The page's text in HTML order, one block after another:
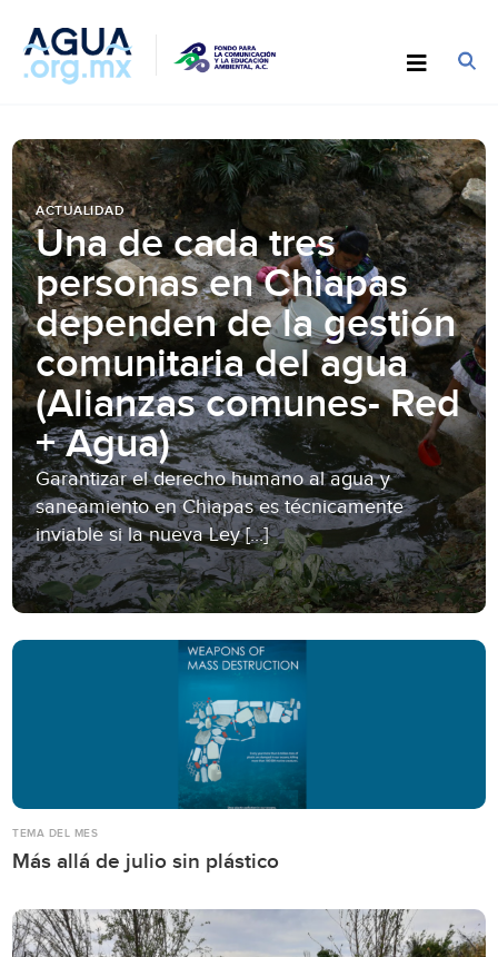
ACTUALIDAD
Una de cada tres
personas en Chiapas
dependen de la gestión
comunitaria del agua
(Alianzas comunes- Red
+ Agua)
Garantizar el derecho humano al agua y
saneamiento en Chiapas es técnicamente
inviable si la nueva Ley [...]
TEMA DEL MES
Más allá de julio sin plástico